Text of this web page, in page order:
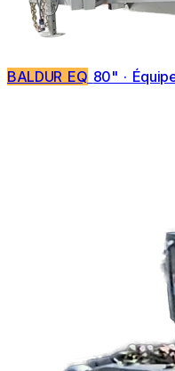
BALDUR EQ 80" ·